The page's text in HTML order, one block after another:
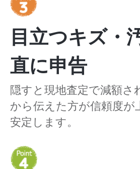
目立つキズ・
直に申告
隠すと現地査定で減額さ
から伝えた方が信頼度が
安定します。